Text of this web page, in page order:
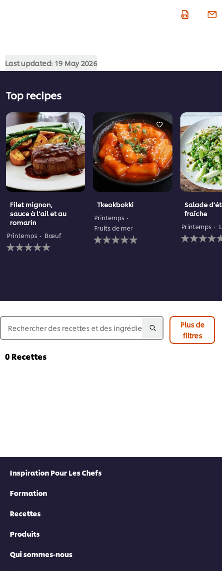
Last updated: 19 May 2026
Top recipes
Filet mignon,
sauce à l’ail et au
romarin
Printemps Bœuf
Aucune
évaluation
Tkeokbokki
Printemps
Fruits de mer
Aucune
évaluation
Salade
fraîche
Printemps
Aucune
évaluation
Plus de
filtres
0Recettes
Inspiration Pour Les Chefs
Formation
Recettes
Produits
Qui sommes-nous